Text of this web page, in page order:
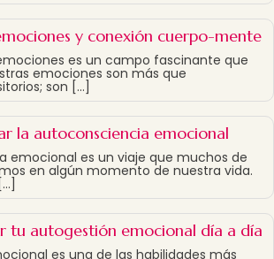
y conexión cuerpo-mente
es un campo fascinante que
emociones son más que
son […]
la autoconsciencia emocional
emocional es un viaje que muchos de
en algún momento de nuestra vida.
tu autogestión emocional día a día
es una de las habilidades más